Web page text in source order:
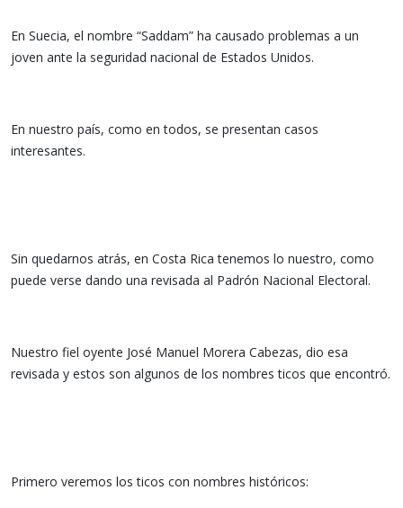
En Suecia, el nombre “Saddam” ha causado problemas a un
joven ante la seguridad nacional de Estados Unidos.
En nuestro país, como en todos, se presentan casos
interesantes.
Sin quedarnos atrás, en Costa Rica tenemos lo nuestro, como
puede verse dando una revisada al Padrón Nacional Electoral.
Nuestro fiel oyente José Manuel Morera Cabezas, dio esa
revisada y estos son algunos de los nombres ticos que encontró.
Primero veremos los ticos con nombres históricos: